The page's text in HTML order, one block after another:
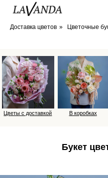
Доставка цветов » Цветочные
В коробках Розы
Цветы с доставкой
Букет